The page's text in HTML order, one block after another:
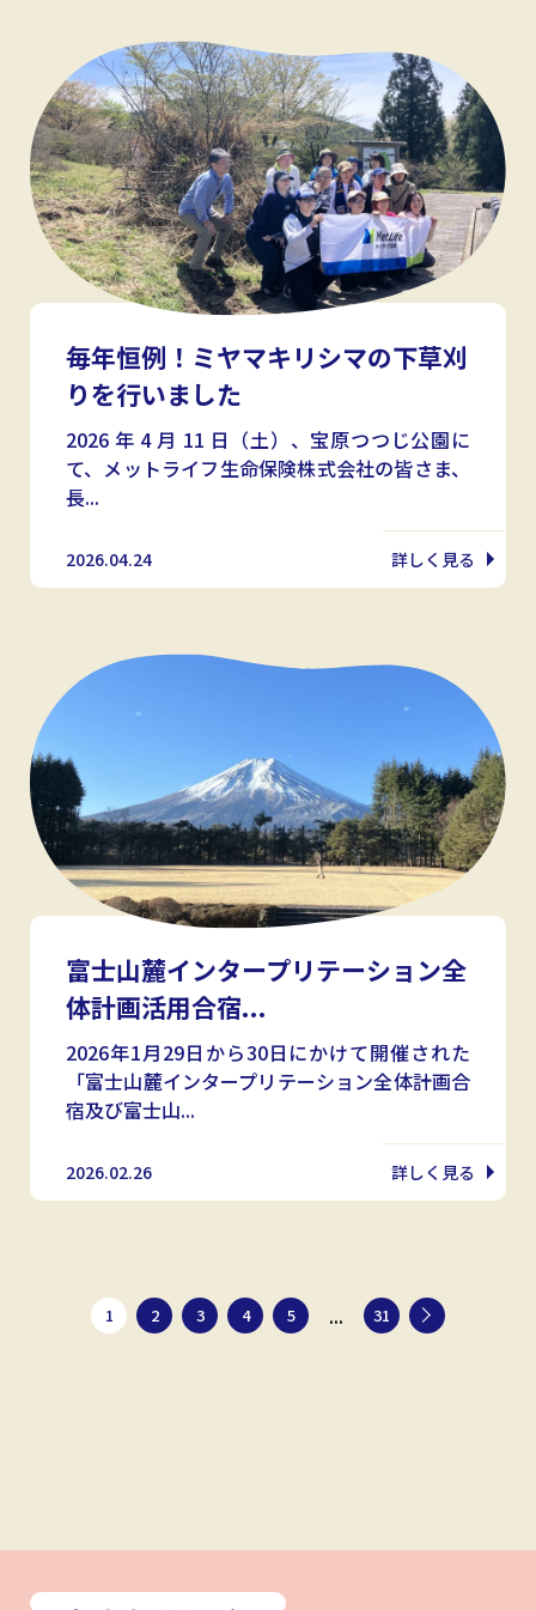
毎年恒例！ミヤマキリシマの下草刈
りを行いました
2026 年 4 月 11 日（土）、宝原つつじ公園に
て、メットライフ生命保険株式会社の皆さま、
長...
2026.04.24 詳しく見る
富士山麓インタープリテーション全
体計画活用合宿...
2026年1月29日から30日にかけて開催された
「富士山麓インタープリテーション全体計画合
宿及び富士山...
2026.02.26 詳しく見る
1 2 3 4 5 ... 31